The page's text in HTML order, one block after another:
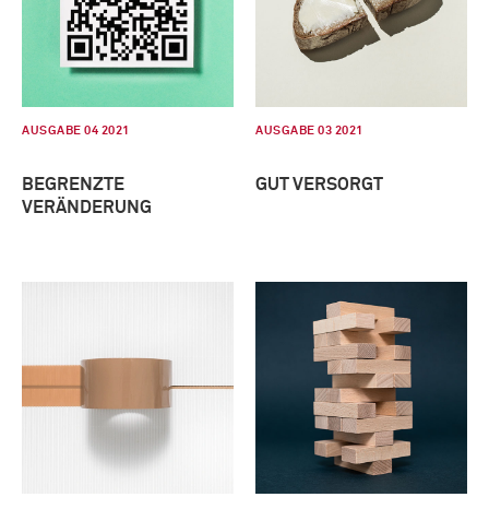
AUSGABE 04 2021
BEGRENZTE
VERÄNDERUNG
AUSGABE 03 2021
GUT VERSORGT